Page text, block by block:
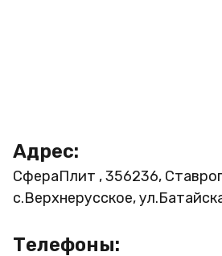
Адрес:
СфераПлит , 356236,
с.Верхнерусское,
Телефоны: